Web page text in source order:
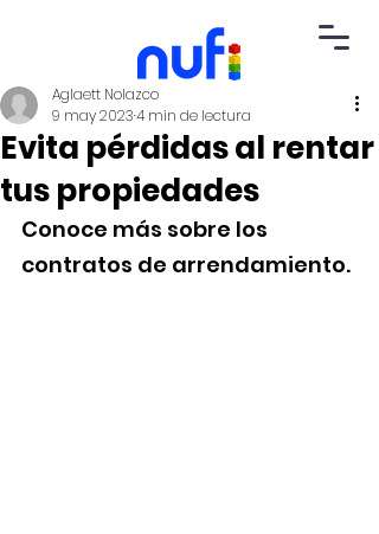
Evita pérdidas al rentar
tus propiedades
Aglaett Nolazco
9 may 20234 min de lectura
Conoce más sobre los
contratos de arrendamiento.